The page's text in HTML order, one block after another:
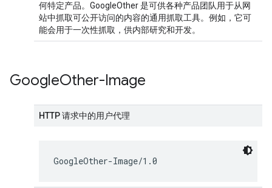
何特定产品。GoogleOther 是可供各种产品团队用于从网
站中抓取可公开访问的内容的通用抓取工具。例如，它可
能会用于一次性抓取，供内部研究和开发。
GoogleOther-Image
HTTP 请求中的用户代理
GoogleOther-Image/1.0